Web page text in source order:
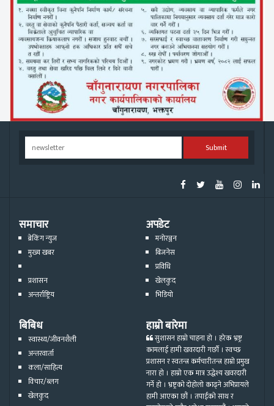
Submit
समाचार
ब्रेकिंग न्युज
मुख्य खबर
प्रशासन
अन्तर्राष्ट्रिय
अपडेट
मनोरञ्जन
बिजनेस
प्रविधि
खेलकुद
भिडियो
बिबिध
स्वास्थ्य/जीवनशैली
अन्तरवार्ता
कला/साहित्य
विचार/ब्लग
खेलकुद
हाम्रो बारेमा
सुशासन हाम्रो चाहना हो । हरेक भ्रष्ट्र
कामलाई हामी खवरदारी गर्छौ । स्वच्छ
प्रशासन र स्वतन्त्र कर्मचारीतन्त्र हाम्रो प्रमुख
नारा हो । हाम्रो एक मात्र उद्धेश्य खवरदारी
गर्ने हो । भ्रष्ट्रको दोहोलो काढ्ने अभिप्रायले
हामी आएका छौं । तपाईको साथ र